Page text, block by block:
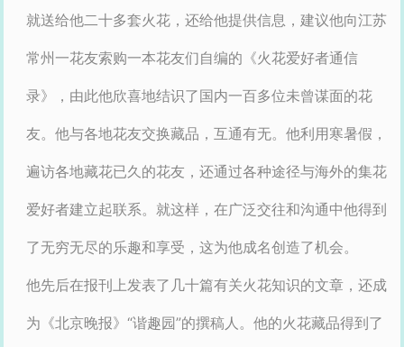
就送给他二十多套火花，还给他提供信息，建议他向江苏
常州一花友索购一本花友们自编的《火花爱好者通信
录》，由此他欣喜地结识了国内一百多位未曾谋面的花
友。他与各地花友交换藏品，互通有无。他利用寒暑假，
遍访各地藏花已久的花友，还通过各种途径与海外的集花
爱好者建立起联系。就这样，在广泛交往和沟通中他得到
了无穷无尽的乐趣和享受，这为他成名创造了机会。
他先后在报刊上发表了几十篇有关火花知识的文章，还成
为《北京晚报》“谐趣园”的撰稿人。他的火花藏品得到了